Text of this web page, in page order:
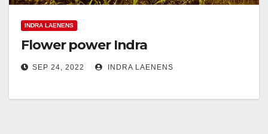
INDRA LAENENS
Flower power Indra
SEP 24, 2022 INDRA LAENENS